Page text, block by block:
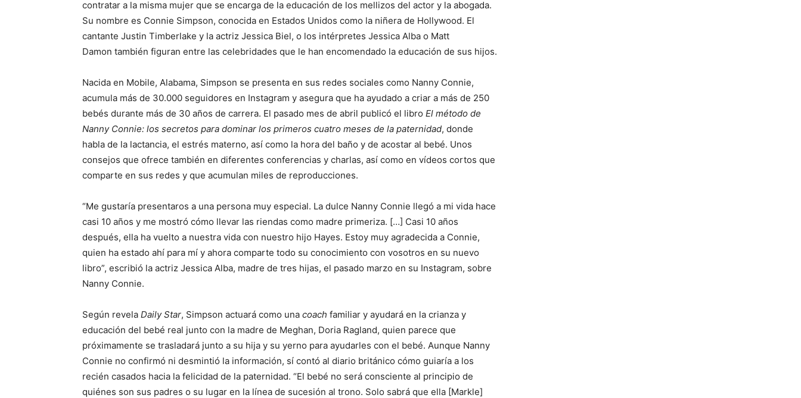
contratar a la misma mujer que se encarga de la educación de los mellizos del actor y la abogada.
Su nombre es Connie Simpson, conocida en Estados Unidos como la niñera de Hollywood. El
cantante Justin Timberlake y la actriz Jessica Biel, o los intérpretes Jessica Alba o Matt
Damon también figuran entre las celebridades que le han encomendado la educación de sus hijos.
Nacida en Mobile, Alabama, Simpson se presenta en sus redes sociales como Nanny Connie,
acumula más de 30.000 seguidores en Instagram y asegura que ha ayudado a criar a más de 250
bebés durante más de 30 años de carrera. El pasado mes de abril publicó el libro El método de
Nanny Connie: los secretos para dominar los primeros cuatro meses de la paternidad, donde
habla de la lactancia, el estrés materno, así como la hora del baño y de acostar al bebé. Unos
consejos que ofrece también en diferentes conferencias y charlas, así como en vídeos cortos que
comparte en sus redes y que acumulan miles de reproducciones.
“Me gustaría presentaros a una persona muy especial. La dulce Nanny Connie llegó a mi vida hace
casi 10 años y me mostró cómo llevar las riendas como madre primeriza. […] Casi 10 años
después, ella ha vuelto a nuestra vida con nuestro hijo Hayes. Estoy muy agradecida a Connie,
quien ha estado ahí para mí y ahora comparte todo su conocimiento con vosotros en su nuevo
libro”, escribió la actriz Jessica Alba, madre de tres hijas, el pasado marzo en su Instagram, sobre
Nanny Connie.
Según revela Daily Star, Simpson actuará como una coach familiar y ayudará en la crianza y
educación del bebé real junto con la madre de Meghan, Doria Ragland, quien parece que
próximamente se trasladará junto a su hija y su yerno para ayudarles con el bebé. Aunque Nanny
Connie no confirmó ni desmintió la información, sí contó al diario británico cómo guiaría a los
recién casados hacia la felicidad de la paternidad. “El bebé no será consciente al principio de
quiénes son sus padres o su lugar en la línea de sucesión al trono. Solo sabrá que ella [Markle]